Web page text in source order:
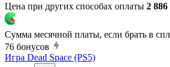
Цена при других способах оплаты 2 886
Сумма месячной платы, если брать в
76 бонусов
Игра Dead Space (PS5)